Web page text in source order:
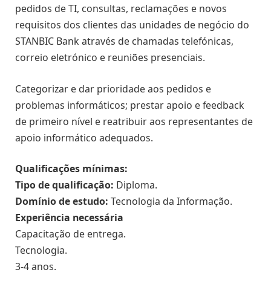
pedidos de TI, consultas, reclamações e novos
requisitos dos clientes das unidades de negócio do
STANBIC Bank através de chamadas telefónicas,
correio eletrónico e reuniões presenciais.
Categorizar e dar prioridade aos pedidos e
problemas informáticos; prestar apoio e feedback
de primeiro nível e reatribuir aos representantes de
apoio informático adequados.
Qualificações mínimas:
Tipo de qualificação: Diploma.
Domínio de estudo: Tecnologia da Informação.
Experiência necessária
Capacitação de entrega.
Tecnologia.
3-4 anos.